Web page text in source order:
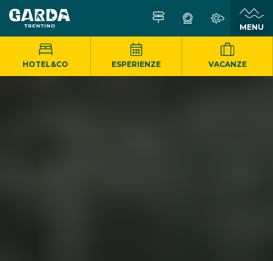
MENU
HOTEL&CO ESPERIENZE VACANZE